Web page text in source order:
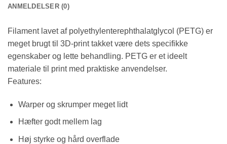
ANMELDELSER (0)
Filament lavet af polyethylenterephthalatglycol (PETG) er
meget brugt til 3D-print takket være dets specifikke
egenskaber og lette behandling. PETG er et ideelt
materiale til print med praktiske anvendelser.
Features:
Warper og skrumper meget lidt
Hæfter godt mellem lag
Høj styrke og hård overflade